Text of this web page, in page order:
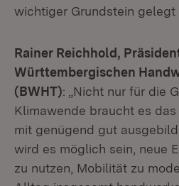
wichtiger Grundstein gelegt
Rainer Reichhold,
Württembergischen
(BWHT): „Nicht nur für die
Klimawende braucht es
mit genügend gut
wird es möglich sein, neue
zu nutzen, Mobilität zu